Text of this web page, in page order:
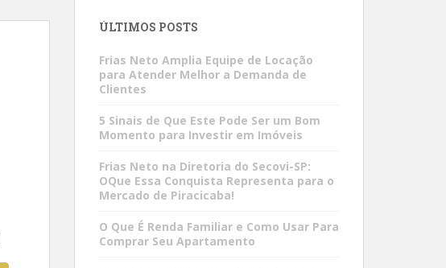
ÚLTIMOS POSTS
Frias Neto Amplia Equipe de Locação
para Atender Melhor a Demanda de
Clientes
5 Sinais de Que Este Pode Ser um Bom
Momento para Investir em Imóveis
Frias Neto na Diretoria do Secovi-SP:
OQue Essa Conquista Representa para o
Mercado de Piracicaba!
O Que É Renda Familiar e Como Usar Para
Comprar Seu Apartamento